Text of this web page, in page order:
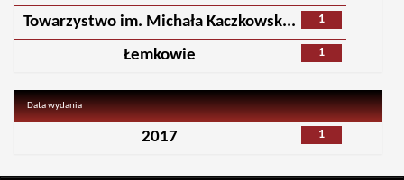
1
Towarzystwo im. Michała Kaczkowsk...
1
Łemkowie
Data wydania
1
2017